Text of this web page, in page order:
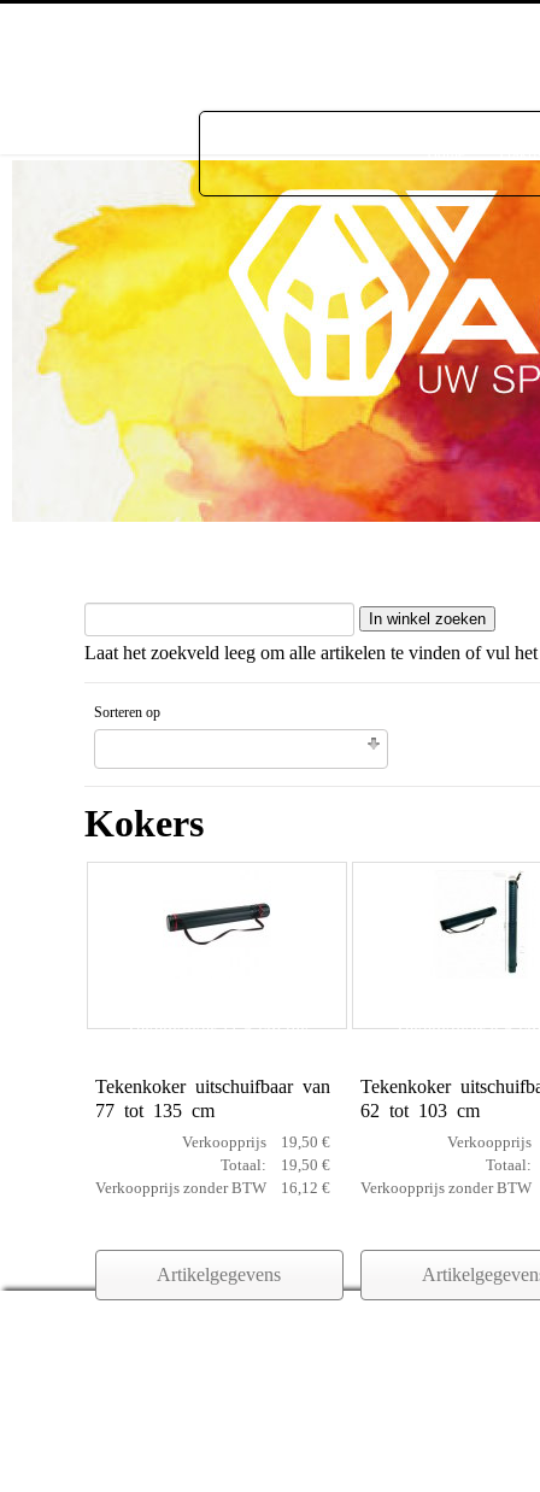
Laat het zoekveld leeg om alle artikelen te vinden of vul
Sorteren op
Kokers
Tekenkoker 11,5 cm dik
Tekenkoker uitschuifbaar van
77 tot 135 cm
Verkoopprijs
19,50 €
Totaal:
19,50 €
Verkoopprijs zonder BTW
16,12 €
Artikelgegevens
Tekenkoker 8.5
Tekenkoker
62 tot 103 cm
Verkoopprijs
Totaal:
Verkoopprijs zonder BTW